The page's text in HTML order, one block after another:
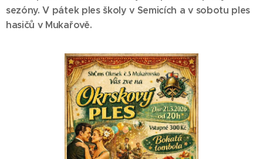
sezóny. V pátek ples školy v Semicích a v sobotu ples
hasičů v Mukařově.